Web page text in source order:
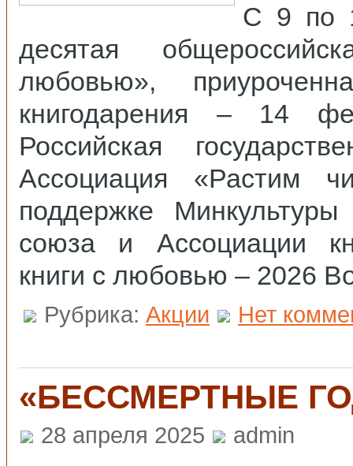
С 9 по
десятая
любовью»,
книгодарения – 14
Российская
Ассоциация «Растим
поддержке
союза и Ассоциации
книги с любовью – 2026
Рубрика: Акции Нет
«БЕССМЕРТНЫЕ
28 апреля 2025 admin